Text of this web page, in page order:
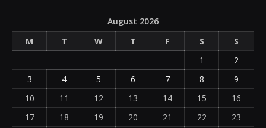
August 2026
M
T W T F S
S
1
2
3
4 5 6 7 8
9
10
11 12 13 14 15
16
17
18 19 20 21 22
23